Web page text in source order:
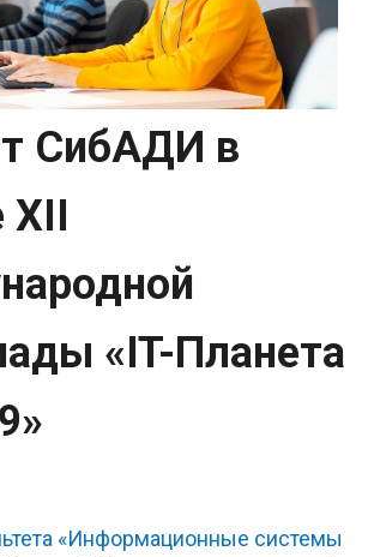
СибАДИ в
XII
«IT-Планета
«Информационные системы